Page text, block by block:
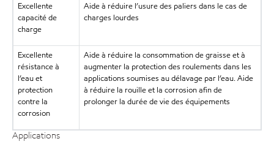
Excellente
capacité de
charge
Aide à réduire l’usure des paliers dans le cas de
charges lourdes
Excellente
résistance à
l’eau et
protection
contre la
corrosion
Aide à réduire la consommation de graisse et à
augmenter la protection des roulements dans les
applications soumises au délavage par l’eau. Aide
à réduire la rouille et la corrosion afin de
prolonger la durée de vie des équipements
Applications